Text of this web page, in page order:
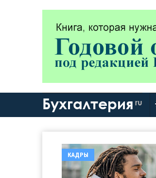
Бухгалтерия ru
КАДРЫ